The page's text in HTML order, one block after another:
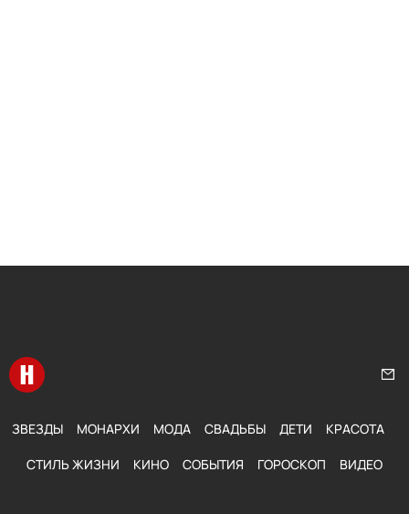
Перейти на главную
ЗВЕЗДЫ МОНАРХИ МОДА СВАДЬБЫ ДЕТИ КРАСОТА
СТИЛЬ ЖИЗНИ КИНО СОБЫТИЯ ГОРОСКОП ВИДЕО